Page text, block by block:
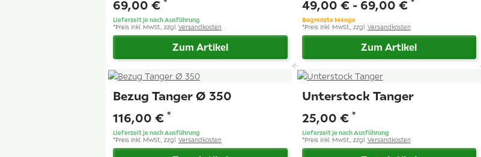
69,00 €
Lieferzeit je nach Ausführung
*Preis inkl. MwSt., zzgl. Versandkosten
Zum Artikel
49,00 € - 69,00 €
Begrenzte Menge
*Preis inkl. MwSt., zzgl. Versandkosten
Zum Artikel
Bezug Tanger Ø 350
116,00 € *
Lieferzeit je nach Ausführung
*Preis inkl. MwSt., zzgl. Versandkosten
Unterstock Tanger
25,00 € *
Lieferzeit je nach Ausführung
*Preis inkl. MwSt., zzgl. Versandkosten